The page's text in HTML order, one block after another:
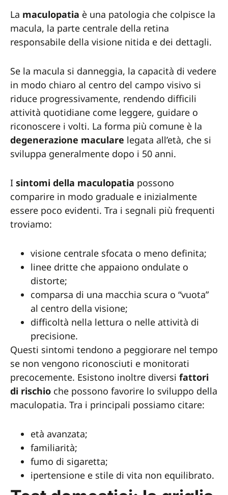
La maculopatia è una patologia che colpisce la
macula, la parte centrale della retina
responsabile della visione nitida e dei dettagli.
Se la macula si danneggia, la capacità di vedere
in modo chiaro al centro del campo visivo si
riduce progressivamente, rendendo difficili
attività quotidiane come leggere, guidare o
riconoscere i volti. La forma più comune è la
degenerazione maculare legata all’età, che si
sviluppa generalmente dopo i 50 anni.
I sintomi della maculopatia possono
comparire in modo graduale e inizialmente
essere poco evidenti. Tra i segnali più frequenti
troviamo:
visione centrale sfocata o meno definita;
linee dritte che appaiono ondulate o
distorte;
comparsa di una macchia scura o “vuota”
al centro della visione;
difficoltà nella lettura o nelle attività di
precisione.
Questi sintomi tendono a peggiorare nel tempo
se non vengono riconosciuti e monitorati
precocemente. Esistono inoltre diversi fattori
di rischio che possono favorire lo sviluppo della
maculopatia. Tra i principali possiamo citare:
età avanzata;
familiarità;
fumo di sigaretta;
ipertensione e stile di vita non equilibrato.